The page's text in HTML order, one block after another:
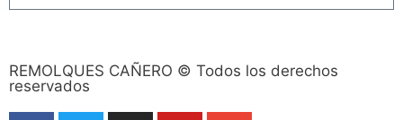
REMOLQUES CAÑERO © Todos los derechos
reservados